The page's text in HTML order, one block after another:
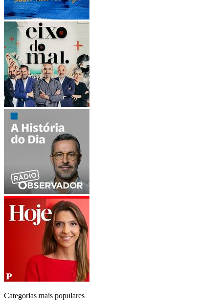
Categorias mais populares